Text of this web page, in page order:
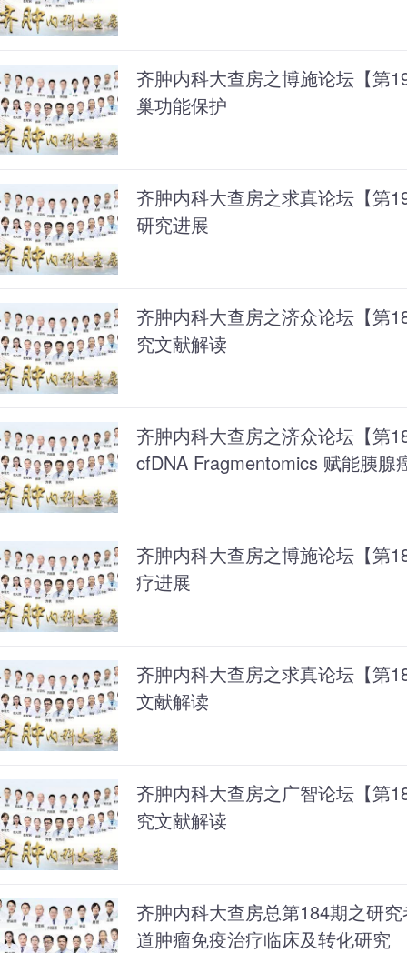
齐肿内科大查房之博施论坛【第
巢功能保护
齐肿内科大查房之求真论坛【第
研究进展
齐肿内科大查房之济众论坛【第
究文献解读
齐肿内科大查房之济众论坛【
cfDNA Fragmentomics 赋能胰腺
齐肿内科大查房之博施论坛【第
疗进展
齐肿内科大查房之求真论坛【第
文献解读
齐肿内科大查房之广智论坛【第
究文献解读
齐肿内科大查房总第184期之研
道肿瘤免疫治疗临床及转化研究